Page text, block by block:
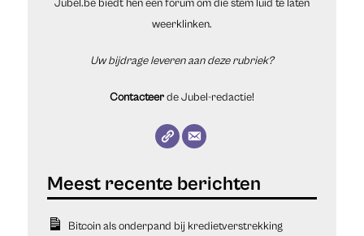
Jubel.be biedt hen een forum om die stem luid te laten
weerklinken.
Uw bijdrage leveren aan deze rubriek?
Contacteerde Jubel-redactie!
Bitcoin als onderpand bij kredietverstrekking